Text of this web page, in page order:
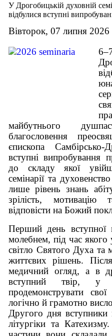
У Дрогобицькій духовній
відбулися вступні
Вівторок, 07 липня
майбутнього
благословення
єпископа
вступні випробування
до складу якої
семінарії та
лише рівень знань
зрілість, мотивацію
відповісти на Божий
Перший день вступної
молебнем, під час
світло Святого Духа та
життєвих рішень.
медичний огляд, а в
вступний твір, у
продемонструвати
логічно й грамотно
Другого дня вступники
літургіки та